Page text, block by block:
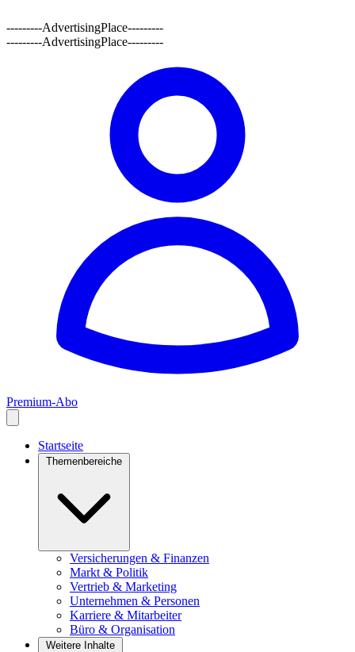
---------AdvertisingPlace---------
---------AdvertisingPlace---------
Premium-Abo
Startseite
Themenbereiche
Versicherungen & Finanzen
Markt & Politik
Vertrieb & Marketing
Unternehmen & Personen
Karriere & Mitarbeiter
Büro & Organisation
Weitere Inhalte